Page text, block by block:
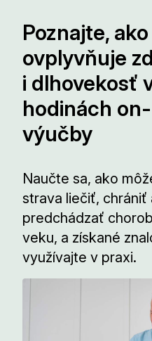
Poznajte,
ovplyvňuje
i dlhovekosť
hodinách
výučby
Naučte sa, ako
strava liečiť, chrániť
predchádzať
veku, a získané
využívajte v praxi.